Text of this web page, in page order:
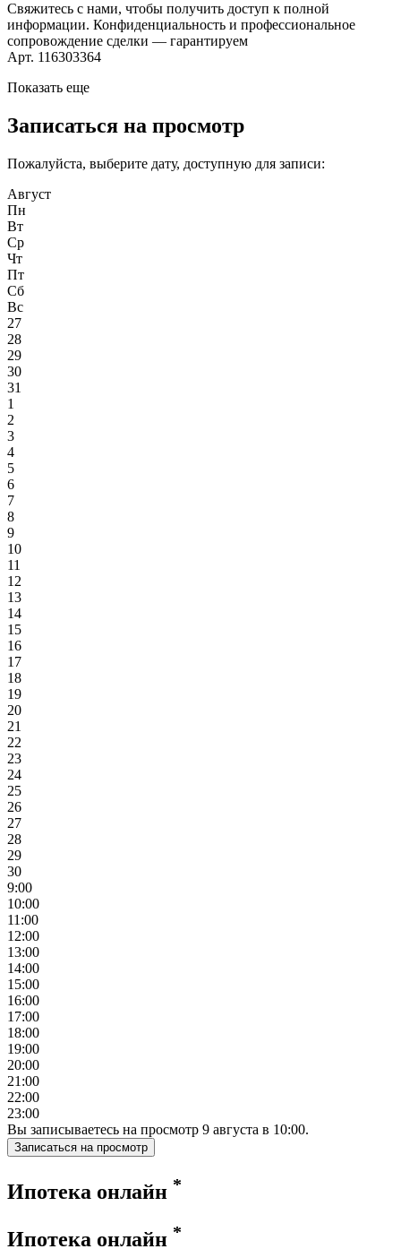
Свяжитесь с нами, чтобы получить доступ к полной
информации. Конфиденциальность и профессиональное
сопровождение сделки — гарантируем
Арт. 116303364
Показать еще
Записаться на просмотр
Пожалуйста, выберите дату, доступную для записи:
Август
Пн
Вт
Ср
Чт
Пт
Сб
Вс
27
28
29
30
31
1
2
3
4
5
6
7
8
9
10
11
12
13
14
15
16
17
18
19
20
21
22
23
24
25
26
27
28
29
30
9:00
10:00
11:00
12:00
13:00
14:00
15:00
16:00
17:00
18:00
19:00
20:00
21:00
22:00
23:00
Вы записываетесь на просмотр 9 августа в 10:00.
Записаться на просмотр
Ипотека онлайн *
Ипотека онлайн *